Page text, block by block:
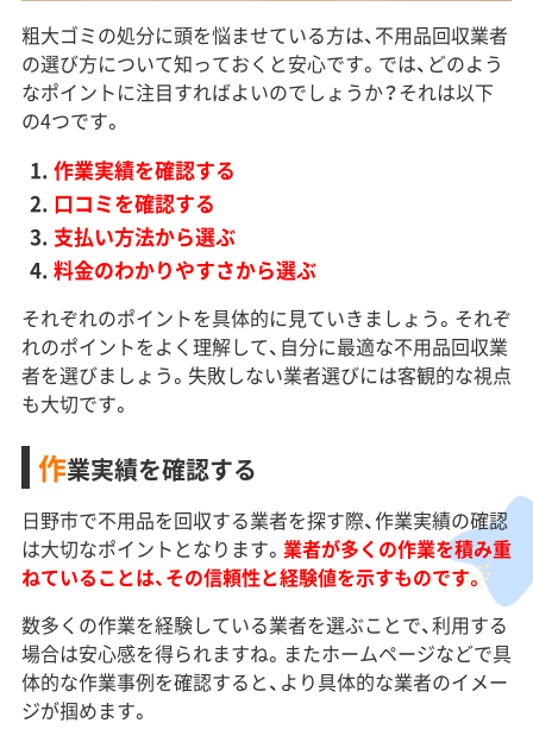
粗大ゴミの処分に頭を悩ませている方は、不用品回収業者
の選び方について知っておくと安心です。では、どのよう
なポイントに注目すればよいのでしょうか？それは以下
の4つです。
作業実績を確認する
口コミを確認する
支払い方法から選ぶ
料金のわかりやすさから選ぶ
それぞれのポイントを具体的に見ていきましょう。それぞ
れのポイントをよく理解して、自分に最適な不用品回収業
者を選びましょう。失敗しない業者選びには客観的な視点
も大切です。
作業実績を確認する
日野市で不用品を回収する業者を探す際、作業実績の確認
は大切なポイントとなります。 業者が多くの作業を積み重
ねていることは、その信頼性と経験値を示すものです。
数多くの作業を経験している業者を選ぶことで、利用する
場合は安心感を得られますね。またホームページなどで具
体的な作業事例を確認すると、より具体的な業者のイメー
ジが掴めます。